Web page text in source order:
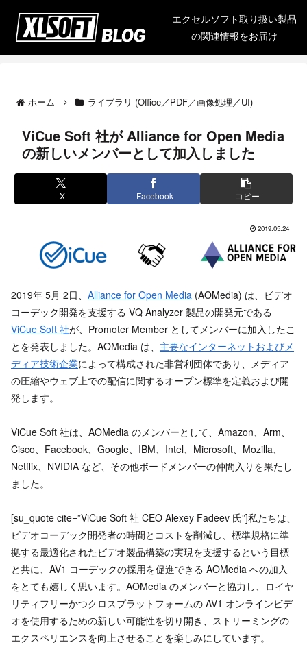
エクセルソフト取り扱い製品
の関連情報をお届け
ホーム ライブラリ (Office／PDF／画像処理／UI)
ViCue Soft 社が Alliance for Open Media
の新しいメンバーとして加入しました
X Facebook コピー
2019.05.24
2019年 5月 2日、 Alliance for Open Media (AOMedia) は、ビデオ
コーデック開発を支援する VQ Analyzer 製品の開発元である
ViCue Soft 社が、Promoter Member としてメンバーに加入したこ
とを発表しました。AOMedia は、 主要なインターネットおよびメ
ディア技術企業によって構成された非営利団体であり、メディア
の圧縮やウェブ上での配信に関するオープン標準を定義および開
発します。
ViCue Soft 社は、AOMedia のメンバーとして、Amazon、Arm、
Cisco、Facebook、Google、IBM、Intel、Microsoft、Mozilla、
Netflix、NVIDIA など、その他ボードメンバーの仲間入りを果たし
ました。
[su_quote cite=”ViCue Soft 社 CEO Alexey Fadeev 氏”]私たちは、
ビデオコーデック開発者の時間とコストを削減し、標準規格に準
拠する最適化されたビデオ製品構築の実現を支援するという目標
と共に、AV1 コーデックの採用を促進できる AOMedia への加入
をとても嬉しく思います。AOMedia のメンバーと協力し、ロイヤ
リティフリーかつクロスプラットフォームの AV1 オンラインビデ
オを使用するための新しい可能性を切り開き、ストリーミングの
エクスペリエンスを向上させることを楽しみにしています。